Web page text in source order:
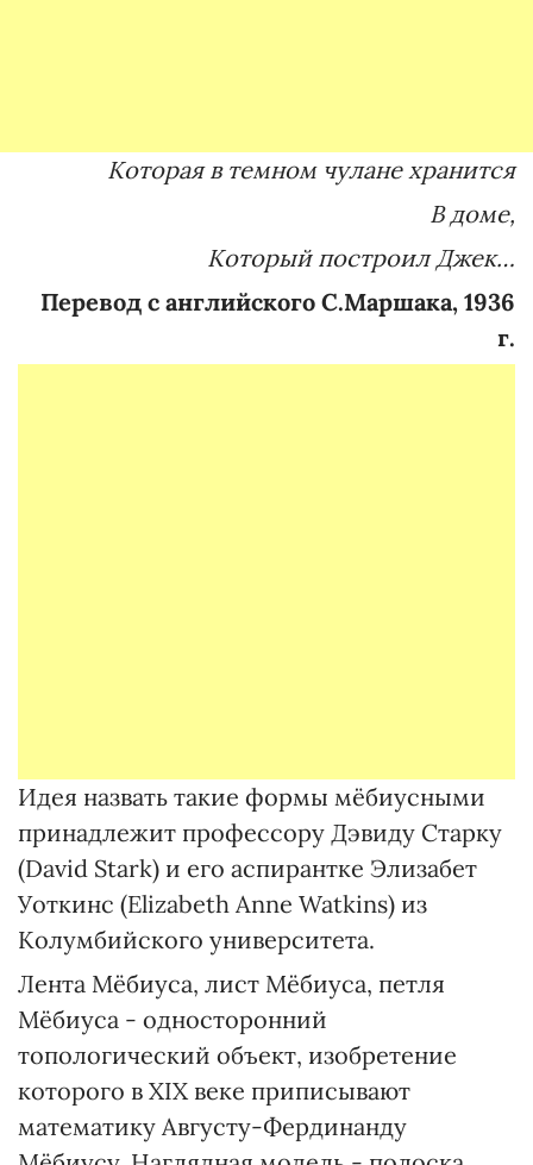
Которая в темном чулане хранится
В доме,
Который построил Джек…
Перевод с английского С.Маршака, 1936
г.
Идея назвать такие формы мёбиусными
принадлежит профессору Дэвиду Старку
(David Stark) и его аспирантке Элизабет
Уоткинс (Elizabeth Anne Watkins) из
Колумбийского университета.
Лента Мёбиуса, лист Мёбиуса, петля
Мёбиуса - односторонний
топологический объект, изобретение
которого в ХІХ веке приписывают
математику Августу-Фердинанду